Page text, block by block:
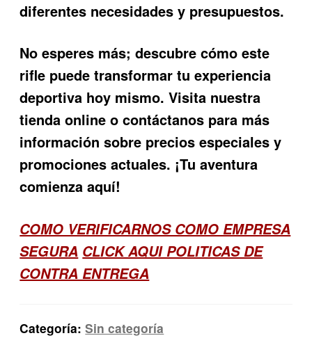
diferentes necesidades y presupuestos.
No esperes más; descubre cómo este
rifle puede transformar tu experiencia
deportiva hoy mismo. Visita nuestra
tienda online o contáctanos para más
información sobre precios especiales y
promociones actuales. ¡Tu aventura
comienza aquí!
COMO VERIFICARNOS COMO EMPRESA
SEGURA CLICK AQUI POLITICAS DE
CONTRA ENTREGA
Categoría:Sin categoría